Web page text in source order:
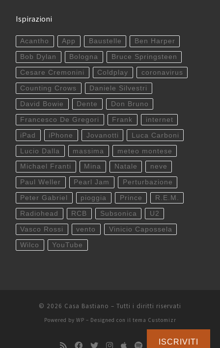
Ispirazioni
Acantho App Baustelle Ben Harper
Bob Dylan Bologna Bruce Springsteen
Cesare Cremonini Coldplay coronavirus
Counting Crows Daniele Silvestri
David Bowie Dente Don Bruno
Francesco De Gregori Frank internet
iPad iPhone Jovanotti Luca Carboni
Lucio Dalla massima meteo montese
Michael Franti Mina Natale neve
Paul Weller Pearl Jam Perturbazione
Peter Gabriel pioggia Prince R.E.M.
Radiohead RCB Subsonica U2
Vasco Rossi vento Vinicio Capossela
Wilco YouTube
© 2026 Casa Bastiano – Tutti i diritti riservati
Powered by WP – Designed con il tema Customizr
ISCRIVITI